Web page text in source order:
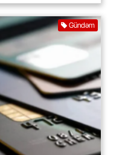
Gündəm